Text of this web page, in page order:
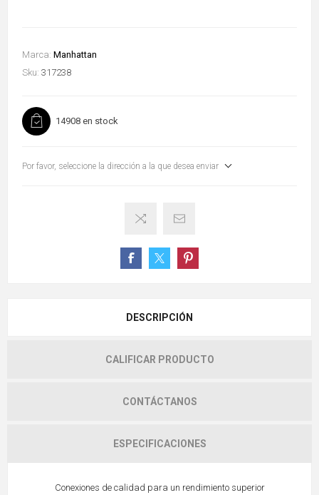
Marca: Manhattan
Sku: 317238
14908 en stock
Por favor, seleccione la dirección a la que desea enviar
DESCRIPCIÓN
CALIFICAR PRODUCTO
CONTÁCTANOS
ESPECIFICACIONES
Conexiones de calidad para un rendimiento superior